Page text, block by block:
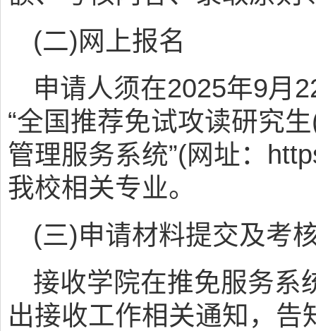
(二)网上报名
申请人须在2025年9月
“全国推荐免试攻读研究
管理服务系统”(网址：
我校相关专业。
(三)申请材料提交及考
接收学院在推免服务系
出接收工作相关通知，